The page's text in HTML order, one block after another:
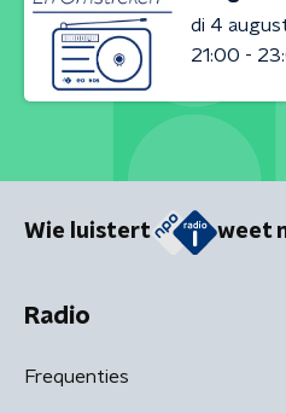
di 4
21:00 -
Wie luistert weet
Radio
Frequenties